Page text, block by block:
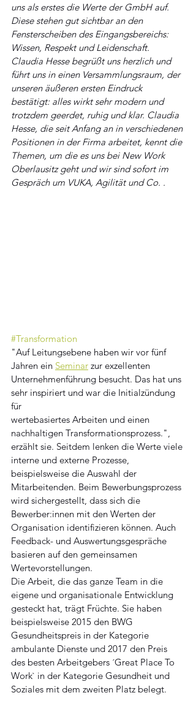
uns als erstes die Werte der GmbH auf.
Diese stehen gut sichtbar an den
Fensterscheiben des Eingangsbereichs:
Wissen, Respekt und Leidenschaft.
Claudia Hesse begrüßt uns herzlich und
führt uns in einen Versammlungsraum, der
unseren äußeren ersten Eindruck
bestätigt: alles wirkt sehr modern und
trotzdem geerdet, ruhig und klar. Claudia
Hesse, die seit Anfang an in verschiedenen
Positionen in der Firma arbeitet, kennt die
Themen, um die es uns bei New Work
Oberlausitz geht und wir sind sofort im
Gespräch um VUKA, Agilität und Co. .
#Transformation
"Auf Leitungsebene haben wir vor fünf
Jahren ein Seminar zur exzellenten
Unternehmenführung besucht. Das hat uns
sehr inspiriert und war die Initialzündung
für
wertebasiertes Arbeiten und einen
nachhaltigen Transformationsprozess.",
erzählt sie. Seitdem lenken die Werte viele
interne und externe Prozesse,
beispielsweise die Auswahl der
Mitarbeitenden. Beim Bewerbungsprozess
wird sichergestellt, dass sich die
Bewerber:innen mit den Werten der
Organisation identifizieren können. Auch
Feedback- und Auswertungsgespräche
basieren auf den gemeinsamen
Wertevorstellungen.
Die Arbeit, die das ganze Team in die
eigene und organisationale Entwicklung
gesteckt hat, trägt Früchte. Sie haben
beispielsweise 2015 den BWG
Gesundheitspreis in der Kategorie
ambulante Dienste und 2017 den Preis
des besten Arbeitgebers ´Great Place To
Work` in der Kategorie Gesundheit und
Soziales mit dem zweiten Platz belegt.